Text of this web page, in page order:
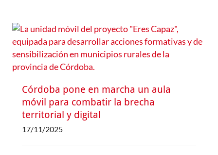
Córdoba pone en marcha un aula
móvil para combatir la brecha
territorial y digital
17/11/2025